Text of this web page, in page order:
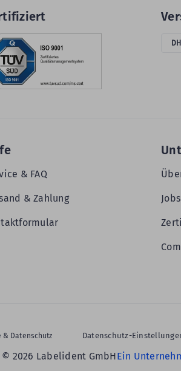
& FAQ
& Zahlung
& Datenschutz Datenschutz-
© 2026 Labelident GmbHEin